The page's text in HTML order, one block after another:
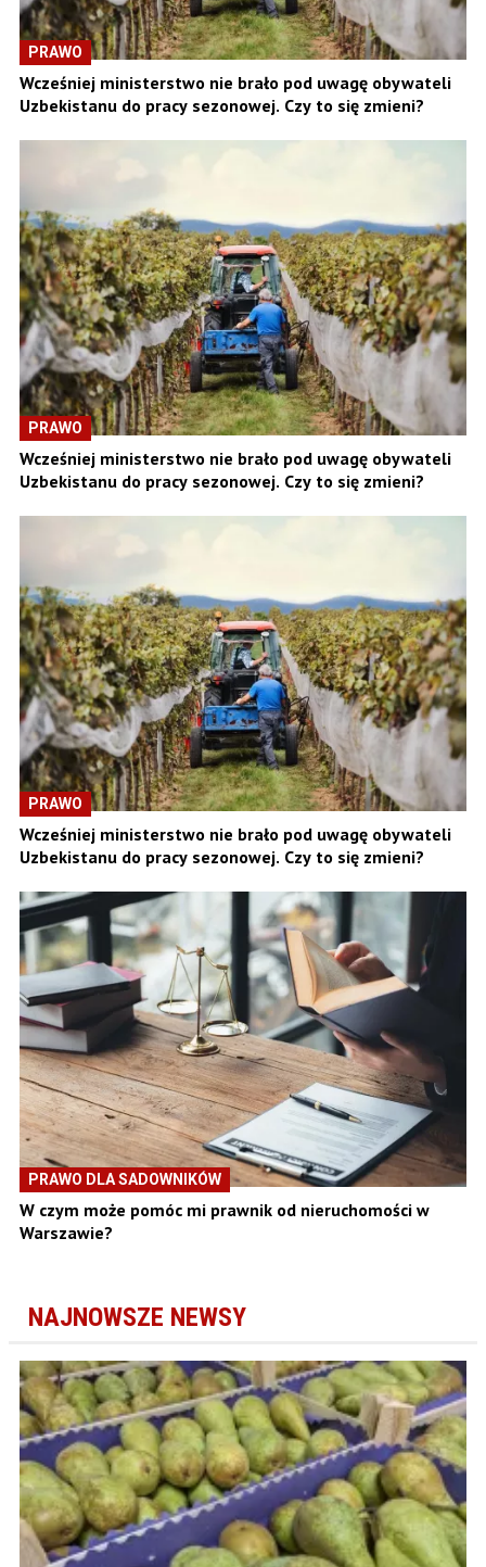
PRAWO
Wcześniej ministerstwo nie brało pod uwagę obywateli
Uzbekistanu do pracy sezonowej. Czy to się zmieni?
PRAWO
Wcześniej ministerstwo nie brało pod uwagę obywateli
Uzbekistanu do pracy sezonowej. Czy to się zmieni?
PRAWO
Wcześniej ministerstwo nie brało pod uwagę obywateli
Uzbekistanu do pracy sezonowej. Czy to się zmieni?
PRAWO DLA SADOWNIKÓW
W czym może pomóc mi prawnik od nieruchomości w
Warszawie?
NAJNOWSZE NEWSY